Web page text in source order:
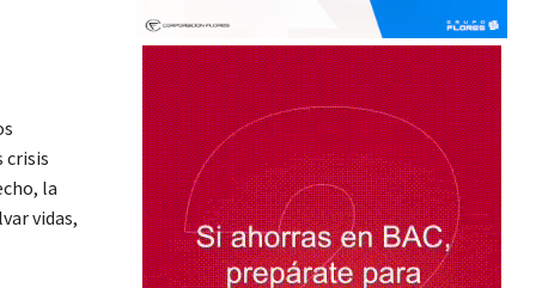
crisis
la
vidas,